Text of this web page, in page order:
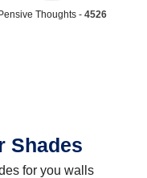
Thoughts - 4526
Shades
for you walls